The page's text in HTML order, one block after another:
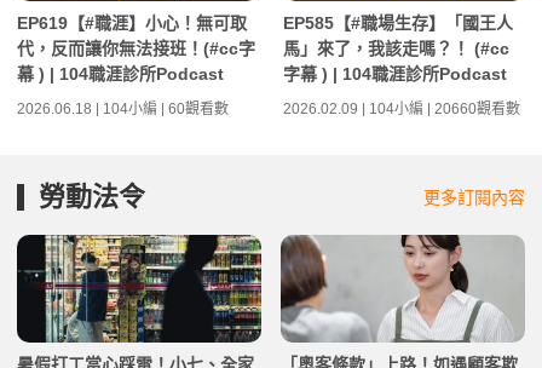
EP619【#職涯】小心！無可取
代，反而讓你無法接班！(#cc字
幕 ) | 104職涯診所Podcast
2026.06.18 | 104小編 | 60觀看數
EP585【#職場生存】「國王人
馬」來了，我該走嗎？！ (#cc
字幕 ) | 104職涯診所Podcast
2026.02.09 | 104小編 | 20660觀看數
勞動法令 更多訂閱內容
暑假打工當心踩雷！小七、全家
「奧客條款」上路！如遇顧客欺